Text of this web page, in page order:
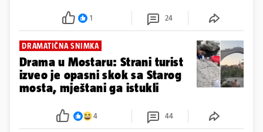
1 24
DRAMATIČNA SNIMKA
Drama u Mostaru: Strani turist
izveo je opasni skok sa Starog
mosta, mještani ga istukli
4 44